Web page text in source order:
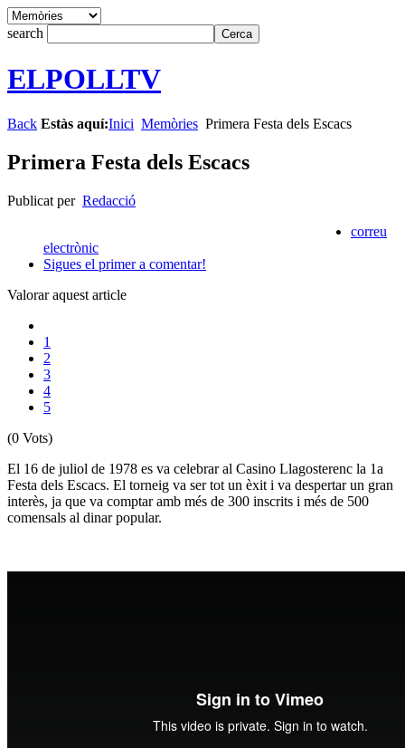
search
ELPOLLTV
Back Estàs aquí:Inici Memòries Primera Festa dels Escacs
Primera Festa dels Escacs
Publicat per Redacció
correu
electrònic
Sigues el primer a comentar!
Valorar aquest article
1
2
3
4
5
(0 Vots)
El 16 de juliol de 1978 es va celebrar al Casino Llagosterenc la 1a
Festa dels Escacs. El torneig va ser tot un èxit i va despertar un gran
interès, ja que va comptar amb més de 300 inscrits i més de 500
comensals al dinar popular.